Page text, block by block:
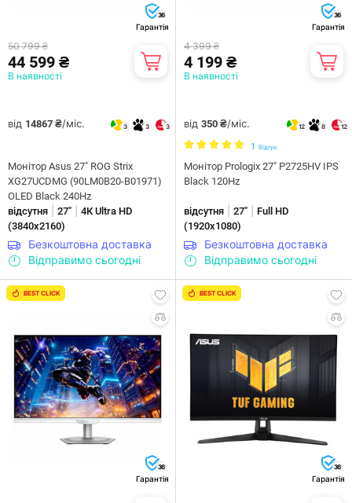
36
Гарантія
50 799 ₴
44 599 ₴
В наявності
від 14867 ₴/міс. 3 3 3
Монітор Asus 27" ROG Strix
XG27UCDMG (90LM0B20-B01971)
OLED Black 240Hz
відсутня
27"
4К Ultra HD
(3840х2160)
Безкоштовна доставка
Відправимо сьогодні
36
Гарантія
4 399 ₴
4 199 ₴
В наявності
від 350 ₴/міс. 12 8 12
1 Відгук
Монітор Prologix 27" P2725HV IPS
Black 120Hz
відсутня 27"
Full HD
(1920x1080)
Безкоштовна доставка
Відправимо сьогодні
BEST CLICK
36
Гарантія
BEST CLICK
36
Гарантія